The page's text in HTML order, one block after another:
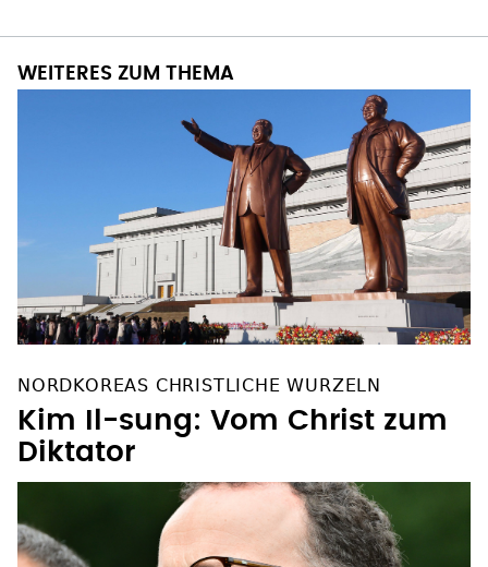
WEITERES ZUM THEMA
NORDKOREAS CHRISTLICHE WURZELN
Kim Il-sung: Vom Christ zum
Diktator